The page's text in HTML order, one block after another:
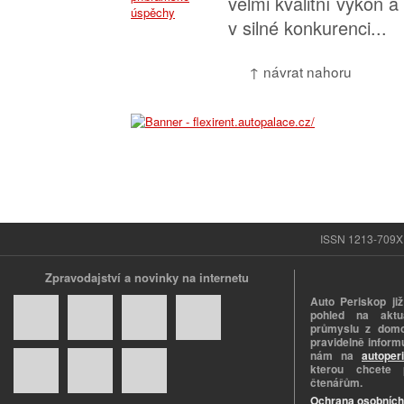
v silné konkurenci...
↑ návrat nahoru
ISSN 1213-
Zpravodajství a novinky na internetu
Auto Periskop
pohled na
průmyslu z
pravidelně
nám na
kterou chcete
čtenářům.
Ochrana